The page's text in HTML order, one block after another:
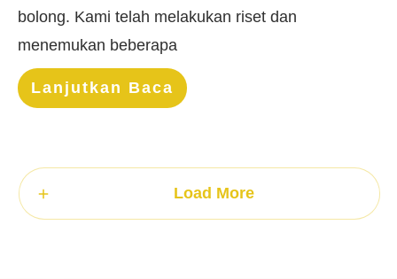
bolong. Kami telah melakukan riset dan
menemukan beberapa
Lanjutkan Baca
Load More